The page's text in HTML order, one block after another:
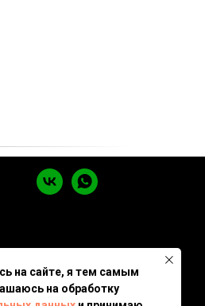
на сайте, я тем самым
на обработку